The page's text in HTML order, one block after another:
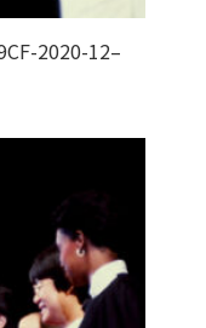
2020-12–